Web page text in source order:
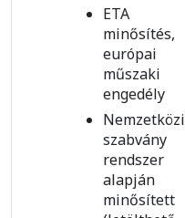
ETA
minősítés,
európai
műszaki
engedély
Nemzetközi
szabvány
rendszer
alapján
minősített